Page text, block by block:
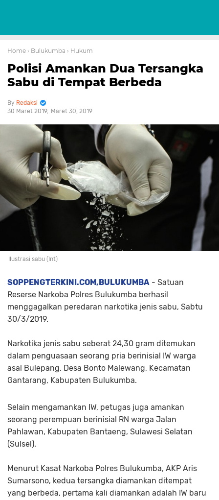
Home › Bulukumba › Hukum
Polisi Amankan Dua Tersangka
Sabu di Tempat Berbeda
Redaksi
30 Maret 2019
Maret 30, 2019
Ilustrasi sabu (Int)
SOPPENGTERKINI.COM,BULUKUMBA - Satuan
Reserse Narkoba Polres Bulukumba berhasil
menggagalkan peredaran narkotika jenis sabu, Sabtu
30/3/2019.
Narkotika jenis sabu seberat 24,30 gram ditemukan
dalam penguasaan seorang pria berinisial IW warga
asal Bulepang, Desa Bonto Malewang, Kecamatan
Gantarang, Kabupaten Bulukumba.
Selain mengamankan IW, petugas juga amankan
seorang perempuan berinisial RN warga Jalan
Pahlawan, Kabupaten Bantaeng, Sulawesi Selatan
(Sulsel).
Menurut Kasat Narkoba Polres Bulukumba, AKP Aris
Sumarsono, kedua tersangka diamankan ditempat
yang berbeda, pertama kali diamankan adalah IW baru